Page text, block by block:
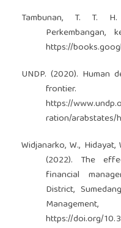
Tambunan, T. T.
Perkembangan,
https://
UNDP. (2020). Human
frontier.
https://
ration/arabstates/
Widjanarko, W.,
(2022). The
financial
District,
https://doi.org/